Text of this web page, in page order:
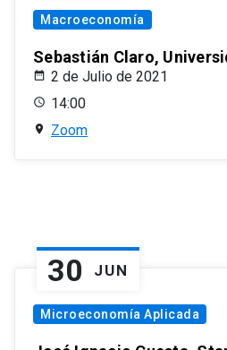
Macroeconomía
Sebastián Claro,
2 de Julio de 2021
14:00
Zoom
30 JUN
Microeconomía Aplicada